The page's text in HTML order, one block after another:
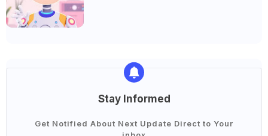
Stay Informed
Get Notified About Next Update Direct to Your